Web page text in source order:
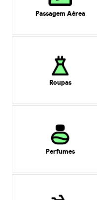
Passagem Aérea
Roupas
Perfumes